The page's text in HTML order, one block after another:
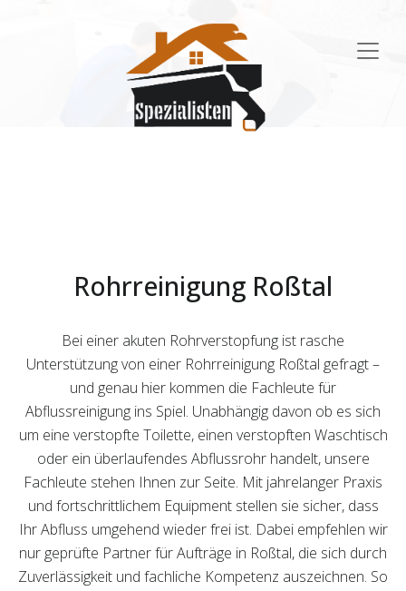
Rohrreinigung Roßtal
Bei einer akuten Rohrverstopfung ist rasche
Unterstützung von einer Rohrreinigung Roßtal gefragt –
und genau hier kommen die Fachleute für
Abflussreinigung ins Spiel. Unabhängig davon ob es sich
um eine verstopfte Toilette, einen verstopften Waschtisch
oder ein überlaufendes Abflussrohr handelt, unsere
Fachleute stehen Ihnen zur Seite. Mit jahrelanger Praxis
und fortschrittlichem Equipment stellen sie sicher, dass
Ihr Abfluss umgehend wieder frei ist. Dabei empfehlen wir
nur geprüfte Partner für Aufträge in Roßtal, die sich durch
Zuverlässigkeit und fachliche Kompetenz auszeichnen. So